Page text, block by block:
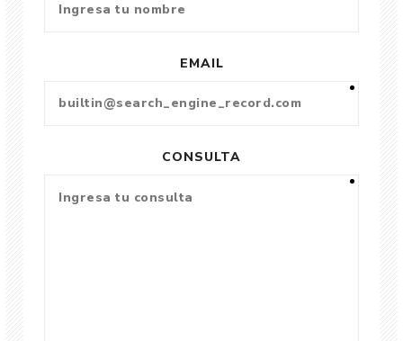
EMAIL
CONSULTA